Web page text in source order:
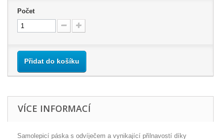
Počet
Přidat do košíku
VÍCE INFORMACÍ
Samolepicí páska s odvíječem a vynikající přilnavostí díky